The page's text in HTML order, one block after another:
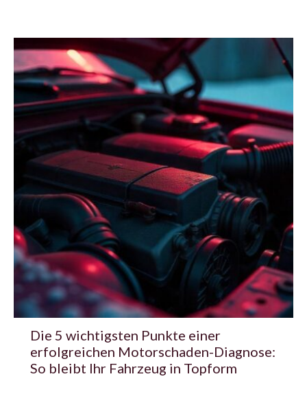
Die 5 wichtigsten Punkte einer
erfolgreichen Motorschaden-Diagnose:
So bleibt Ihr Fahrzeug in Topform